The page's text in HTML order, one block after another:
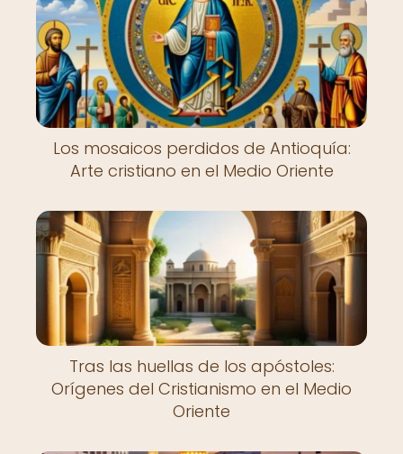
Los mosaicos perdidos de Antioquía:
Arte cristiano en el Medio Oriente
Tras las huellas de los apóstoles:
Orígenes del Cristianismo en el Medio
Oriente